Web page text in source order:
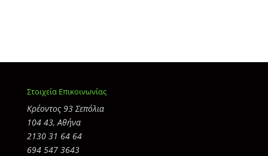
Στοιχεία Επικοινωνίας
Κρέοντος 93 Σεπόλια
104 43, Αθήνα
2130 31 64 64
694 547 3643